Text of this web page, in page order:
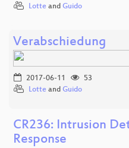
Lotte and Guido
Verabschiedung
2017-06-11
53
Lotte and Guido
CR236: Intrusion
Response